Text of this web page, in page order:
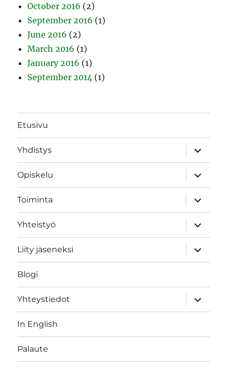
October 2016 (2)
September 2016 (1)
June 2016 (2)
March 2016 (1)
January 2016 (1)
September 2014 (1)
Etusivu
Yhdistys expand
child
menu
Opiskelu expand
child
menu
Toiminta expand
child
menu
Yhteistyö expand
child
menu
Liity jäseneksi expand
child
menu
Blogi
Yhteystiedot expand
child
menu
In English
Palaute